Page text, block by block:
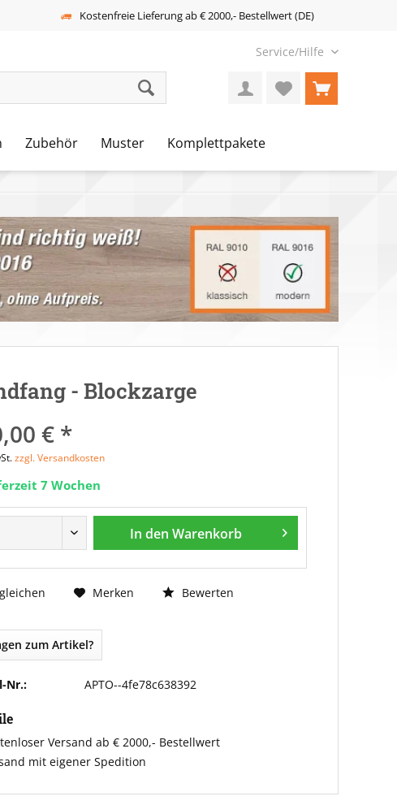
Kostenfreie Lieferung ab € 2000,- Bestellwert (DE)
Service/Hilfe
Zubehör Muster Komplettpakete
- Blockzarge
€ *
zzgl. Versandkosten
7 Wochen
In den Warenkorb
Merken Bewerten
zum Artikel?
Nr.: APTO--4fe78c638392
Versand ab € 2000,- Bestellwert
mit eigener Spedition